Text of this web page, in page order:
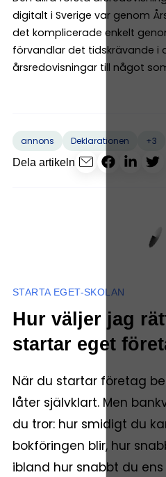
digitalt i Sverige var genom
det komplicerade enkelt
förvandlar det tidskrävande i
årsredovisningar till något
annons Deklarationen
+3
Dela artikeln
STARTA EGET-SKOLAN
Hur väljer jag
startar eget
När du startar företag
låter självklart. Men
du tror: hur smidigt du
bokföringen blir, hur
ibland hur snabbt du